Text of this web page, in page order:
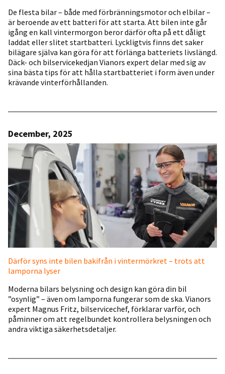
De flesta bilar – både med förbränningsmotor och elbilar –
är beroende av ett batteri för att starta. Att bilen inte går
igång en kall vintermorgon beror därför ofta på ett dåligt
laddat eller slitet startbatteri. Lyckligtvis finns det saker
bilägare själva kan göra för att förlänga batteriets livslängd.
Däck- och bilservicekedjan Vianors expert delar med sig av
sina bästa tips för att hålla startbatteriet i form även under
krävande vinterförhållanden.
December, 2025
Därför syns inte bilen bakifrån i vintermörkret – trots att
lamporna lyser
Moderna bilars belysning och design kan göra din bil
”osynlig” – även om lamporna fungerar som de ska. Vianors
expert Magnus Fritz, bilservicechef, förklarar varför, och
påminner om att regelbundet kontrollera belysningen och
andra viktiga säkerhetsdetaljer.